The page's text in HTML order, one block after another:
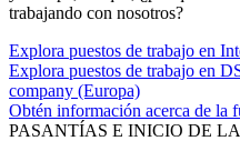
trabajando con nosotros?
Explora puestos de trabajo en
Explora puestos de trabajo en
company (Europa)
Obtén información acerca de la
PASANTÍAS E INICIO DE